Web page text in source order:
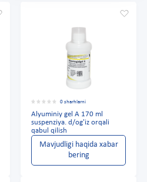
0 sharhlarni
Alyuminiy gel A 170 ml
suspenziya. d/og'iz orqali
qabul qilish
Mavjudligi haqida xabar
bering